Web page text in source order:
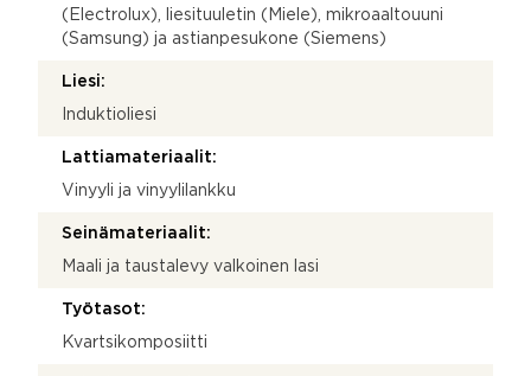
(Electrolux), liesituuletin (Miele), mikroaaltouuni
(Samsung) ja astianpesukone (Siemens)
Liesi:
Induktioliesi
Lattiamateriaalit:
Vinyyli ja vinyylilankku
Seinämateriaalit:
Maali ja taustalevy valkoinen lasi
Työtasot:
Kvartsikomposiitti